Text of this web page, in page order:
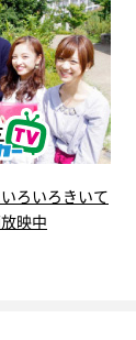
ろいろきいて
映中